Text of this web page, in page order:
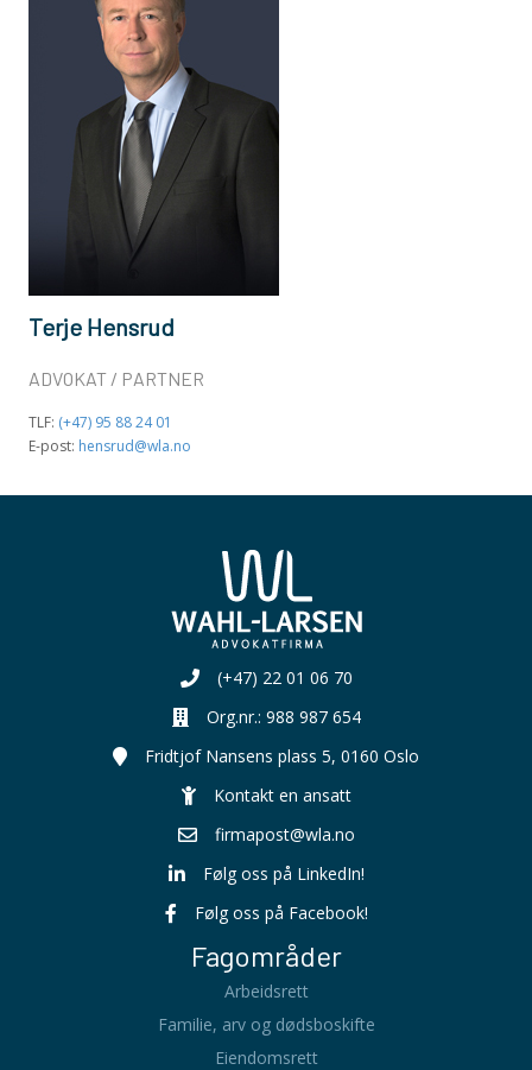
Terje Hensrud
ADVOKAT / PARTNER
TLF: (+47) 95 88 24 01
E-post: hensrud@wla.no
(+47) 22 01 06 70
Organisasjonsnummer:
Org.nr.: 988 987 654
Fridtjof Nansens plass 5, 0160 Oslo
Kontakt en ansatt
firmapost@wla.no
Følg oss på LinkedIn!
Følg oss på Facebook!
Fagområder
Arbeidsrett
Familie, arv og dødsboskifte
Eiendomsrett